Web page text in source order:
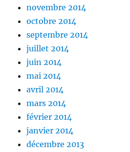
novembre 2014
octobre 2014
septembre 2014
juillet 2014
juin 2014
mai 2014
avril 2014
mars 2014
février 2014
janvier 2014
décembre 2013